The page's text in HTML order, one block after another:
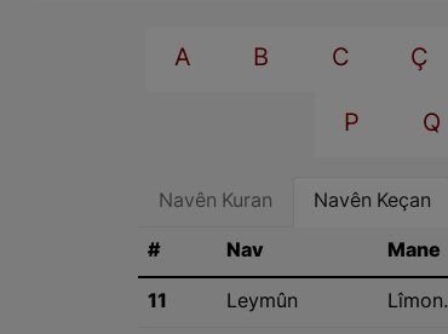
A B C Ç
P Q
Navên Kuran Navên Keçan
# Nav Mane
11 Leymûn Lîmon.